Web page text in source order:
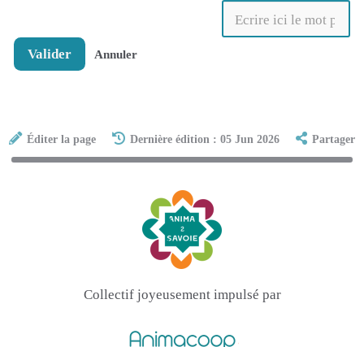
Valider Annuler
Éditer la page Dernière édition : 05 Jun 2026 Partager
Collectif joyeusement impulsé par